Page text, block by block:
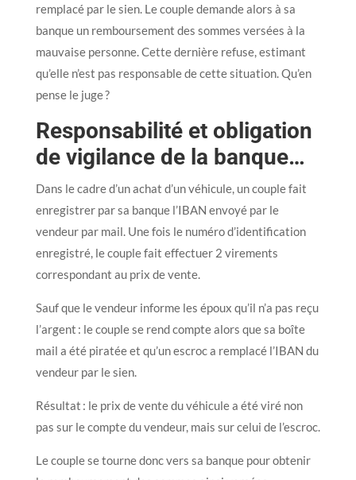
remplacé par le sien. Le couple demande alors à sa
banque un remboursement des sommes versées à la
mauvaise personne. Cette dernière refuse, estimant
qu’elle n’est pas responsable de cette situation. Qu’en
pense le juge ?
Responsabilité et obligation
de vigilance de la banque…
Dans le cadre d’un achat d’un véhicule, un couple fait
enregistrer par sa banque l’IBAN envoyé par le
vendeur par mail. Une fois le numéro d’identification
enregistré, le couple fait effectuer 2 virements
correspondant au prix de vente.
Sauf que le vendeur informe les époux qu’il n’a pas reçu
l’argent : le couple se rend compte alors que sa boîte
mail a été piratée et qu’un escroc a remplacé l’IBAN du
vendeur par le sien.
Résultat : le prix de vente du véhicule a été viré non
pas sur le compte du vendeur, mais sur celui de l’escroc.
Le couple se tourne donc vers sa banque pour obtenir